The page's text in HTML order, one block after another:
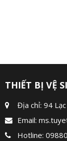
THIẾT BỊ VỆ
Địa chỉ: 94
Email:
Hotline: